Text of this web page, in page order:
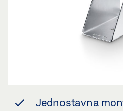
Jednostavna